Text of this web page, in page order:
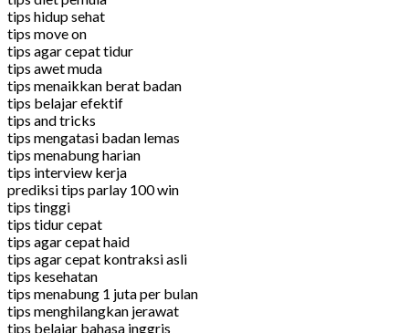
tips hidup sehat
tips move on
tips agar cepat tidur
tips awet muda
tips menaikkan berat badan
tips belajar efektif
tips and tricks
tips mengatasi badan lemas
tips menabung harian
tips interview kerja
prediksi tips parlay 100 win
tips tinggi
tips tidur cepat
tips agar cepat haid
tips agar cepat kontraksi asli
tips kesehatan
tips menabung 1 juta per bulan
tips menghilangkan jerawat
tips belajar bahasa inggris